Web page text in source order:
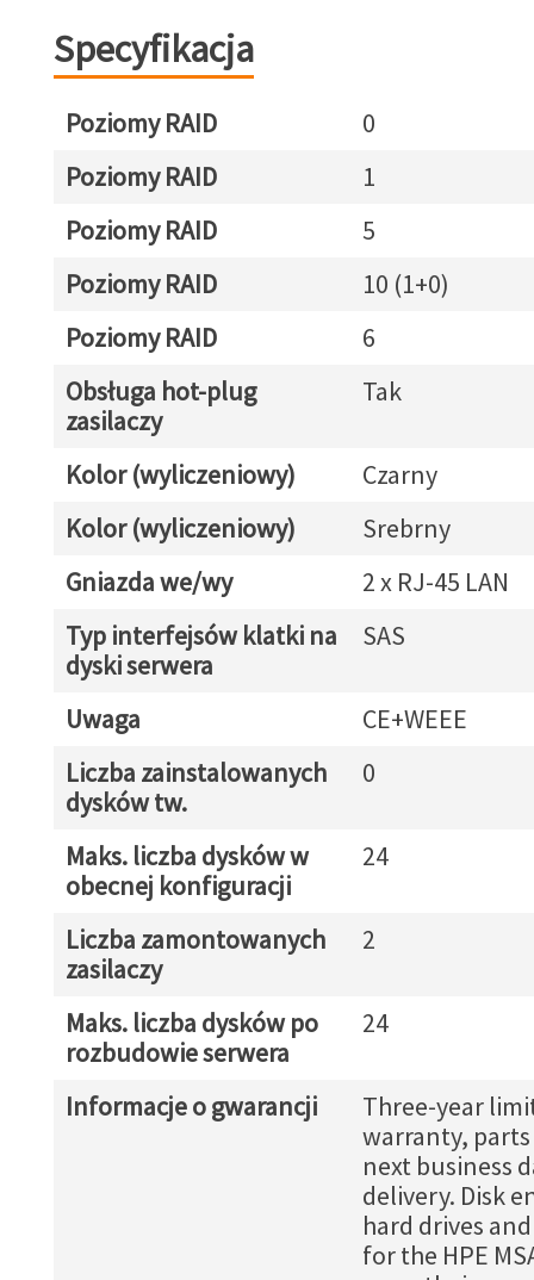
Specyfikacja
Poziomy RAID
0
Poziomy RAID
1
Poziomy RAID
5
Poziomy RAID
10 (1+0)
Poziomy RAID
6
Obsługa hot-plug
zasilaczy
Tak
Kolor (wyliczeniowy)
Czarny
Kolor (wyliczeniowy)
Srebrny
Gniazda we/wy
2 x RJ-45 LAN
Typ interfejsów klatki na
dyski serwera
SAS
Uwaga
CE+WEEE
Liczba zainstalowanych
dysków tw.
0
Maks. liczba dysków w
obecnej konfiguracji
24
Liczba zamontowanych
zasilaczy
2
Maks. liczba dysków po
rozbudowie serwera
24
Informacje o gwarancji
Three-year
warranty,
next business
delivery. Disk
hard drives
for the HPE